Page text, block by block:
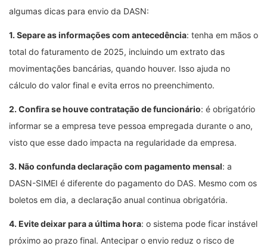
algumas dicas para envio da DASN:
1. Separe as informações com antecedência: tenha em mãos o
total do faturamento de 2025, incluindo um extrato das
movimentações bancárias, quando houver. Isso ajuda no
cálculo do valor final e evita erros no preenchimento.
2. Confira se houve contratação de funcionário: é obrigatório
informar se a empresa teve pessoa empregada durante o ano,
visto que esse dado impacta na regularidade da empresa.
3. Não confunda declaração com pagamento mensal: a
DASN-SIMEI é diferente do pagamento do DAS. Mesmo com os
boletos em dia, a declaração anual continua obrigatória.
4. Evite deixar para a última hora: o sistema pode ficar instável
próximo ao prazo final. Antecipar o envio reduz o risco de